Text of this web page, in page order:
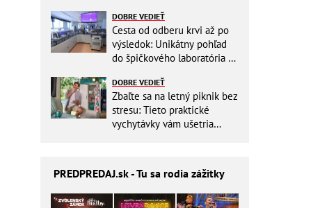
DOBRE VEDIEŤ
Cesta od odberu krvi až po
výsledok: Unikátny pohľad
do špičkového laboratória na
DOBRE VEDIEŤ
Zbaľte sa na letný piknik bez
stresu: Tieto praktické
vychytávky vám ušetria
PREDPREDAJ.sk - Tu sa rodia zážitky